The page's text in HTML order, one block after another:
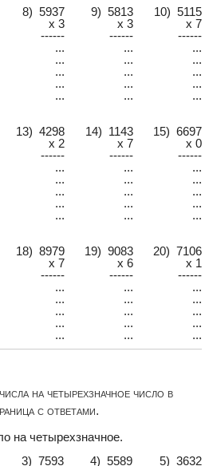
8) 5937 9) 5813
10) 5115
x 3 x 3
x 7
------ ------
------
... ...
...
... ...
...
... ...
...
... ...
...
... ... ...
13) 4298 14) 1143
15) 6697
x 2 x 7
x 0
------ ------
------
... ...
...
... ...
...
... ...
...
... ...
...
... ... ...
18) 8979 19) 9083
20) 7106
x 7 x 6
x 1
------ ------
------
... ...
...
... ...
...
... ...
...
... ...
...
... ... ...
на четырехзначное число в
с ответами.
на четырехзначное.
3) 7593 4) 5589 5) 3632